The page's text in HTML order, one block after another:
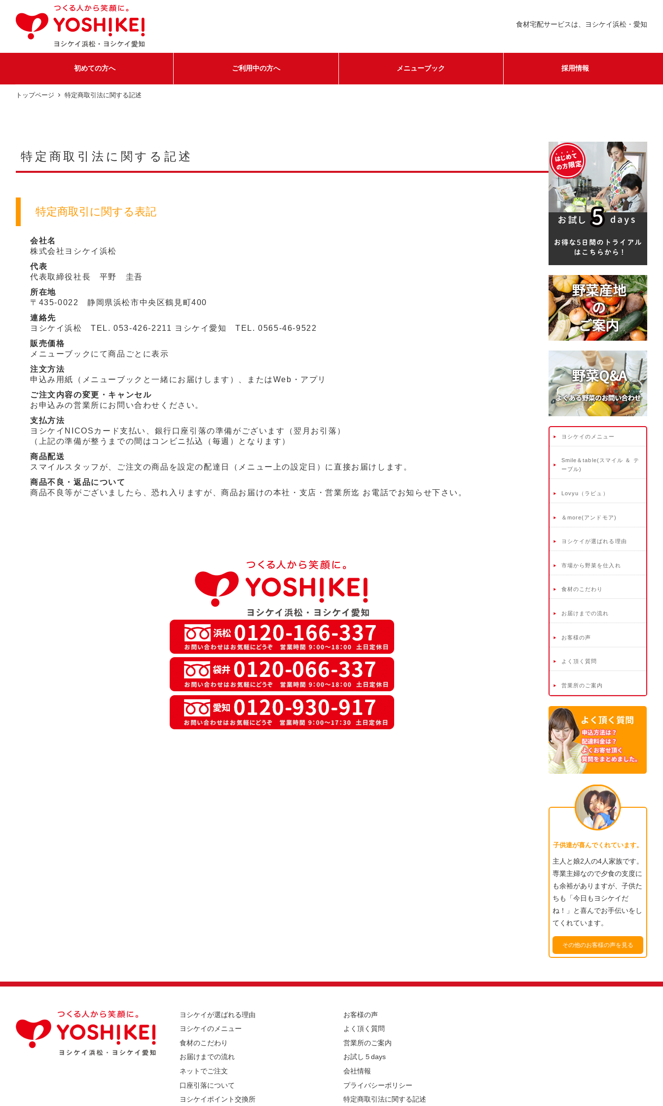
テ
へ
食材宅配サービスは、ヨシケイ浜松・愛知
初めての方へ ご利用中の方へ メニューブック 採用情報
トップページ 特定商取引法に関する記述
特定商取引法に関する記述
特定商取引に関する表記
会社名
株式会社ヨシケイ浜松
代表
代表取締役社長 平野 圭吾
所在地
〒435-0022 静岡県浜松市中央区鶴見町400
連絡先
ヨシケイ浜松 TEL. 053-426-2211 ヨシケイ愛知 TEL. 0565-46-9522
販売価格
メニューブックにて商品ごとに表示
注文方法
申込み用紙（メニューブックと一緒にお届けします）、またはWeb・アプリ
ご注文内容の変更・キャンセル
お申込みの営業所にお問い合わせください。
支払方法
ヨシケイNICOSカード支払い、銀行口座引落の準備がございます（翌月お引落）
（上記の準備が整うまでの間はコンビニ払込（毎週）となります）
商品配送
スマイルスタッフが、ご注文の商品を設定の配達日（メニュー上の設定日）に直接お届けします。
商品不良・返品について
商品不良等がございましたら、恐れ入りますが、商品お届けの本社・支店・営業所迄 お電話でお知らせ下さい。
ヨシケイのメニュー
Smile＆table(スマイル ＆ テ
ーブル)
Lovyu（ラビュ）
＆more(アンドモア)
ヨシケイが選ばれる理由
市場から野菜を仕入れ
食材のこだわり
お届けまでの流れ
お客様の声
よく頂く質問
営業所のご案内
子供達が喜んでくれています。
主人と娘2人の4人家族です。
専業主婦なので夕食の支度に
も余裕がありますが、子供た
ちも「今日もヨシケイだ
ね！」と喜んでお手伝いをし
てくれています。
その他のお客様の声を見る
ヨシケイが選ばれる理由
ヨシケイのメニュー
食材のこだわり
お届けまでの流れ
ネットでご注文
口座引落について
ヨシケイポイント交換所
お客様の声
よく頂く質問
営業所のご案内
お試し５days
会社情報
プライバシーポリシー
特定商取引法に関する記述